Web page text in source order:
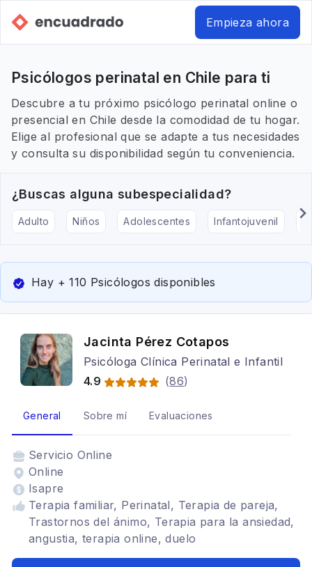
Empieza ahora
Psicólogos perinatal en Chile para ti
Descubre a tu próximo psicólogo perinatal online o
presencial en Chile desde la comodidad de tu hogar.
Elige al profesional que se adapte a tus necesidades
y consulta su disponibilidad según tu conveniencia.
¿Buscas alguna subespecialidad?
Adulto Niños Adolescentes Infantojuvenil
Hay + 110 Psicólogos disponibles
Jacinta Pérez Cotapos
Psicóloga Clínica Perinatal e Infantil
4.9
(86)
General Sobre mí Evaluaciones
Servicio Online
Online
Isapre
Terapia familiar, Perinatal, Terapia de pareja,
Trastornos del ánimo, Terapia para la ansiedad,
angustia, terapia online, duelo